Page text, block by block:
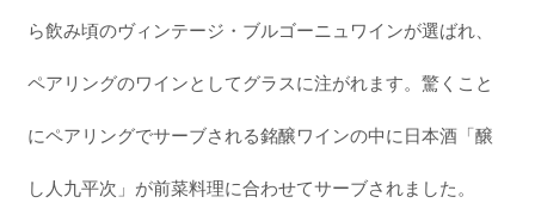
ら飲み頃のヴィンテージ・ブルゴーニュワインが選ばれ、
ペアリングのワインとしてグラスに注がれます。驚くこと
にペアリングでサーブされる銘醸ワインの中に日本酒「醸
し人九平次」が前菜料理に合わせてサーブされました。